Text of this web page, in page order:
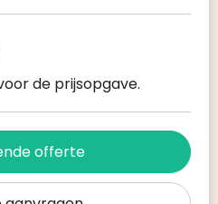
de prijsopgave.
offerte